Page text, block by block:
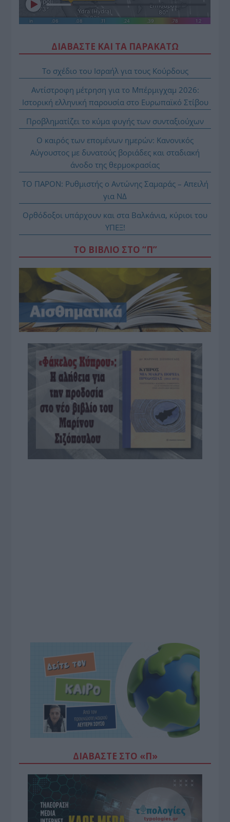
ΔΙΑΒΑΣΤΕ ΚΑΙ ΤΑ ΠΑΡΑΚΑΤΩ
Το σχέδιο του Ισραήλ για τους Κούρδους
Αντίστροφη μέτρηση για το Μπέρμιγχαμ 2026:
Ιστορική ελληνική παρουσία στο Ευρωπαϊκό Στίβου
Προβληματίζει το κύμα φυγής των συνταξιούχων
Ο καιρός των επομένων ημερών: Κανονικός
Αύγουστος με δυνατούς βοριάδες και σταδιακή
άνοδο της θερμοκρασίας
ΤΟ ΠΑΡΟΝ: Ρυθμιστής ο Αντώνης Σαμαράς – Απειλή
για ΝΔ
Ορθόδοξοι υπάρχουν και στα Βαλκάνια, κύριοι του
ΥΠΕΞ!
ΤΟ ΒΙΒΛΙΟ ΣΤΟ “Π”
ΔΙΑΒΆΣΤΕ ΣΤΟ «Π»